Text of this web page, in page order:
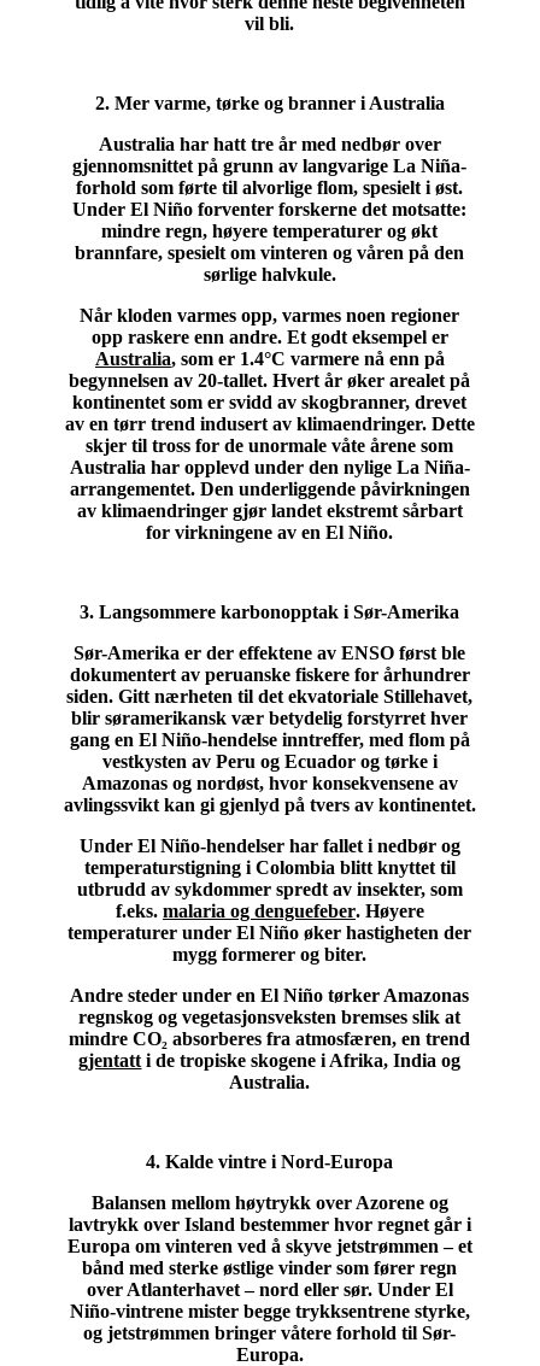
vil bli.
2. Mer varme, tørke og branner i Australia
Australia har hatt tre år med nedbør over
gjennomsnittet på grunn av langvarige La Niña-
forhold som førte til alvorlige flom, spesielt i øst.
Under El Niño forventer forskerne det motsatte:
mindre regn, høyere temperaturer og økt
brannfare, spesielt om vinteren og våren på den
sørlige halvkule.
Når kloden varmes opp, varmes noen regioner
opp raskere enn andre. Et godt eksempel er
Australia, som er 1.4°C varmere nå enn på
begynnelsen av 20-tallet. Hvert år øker arealet på
kontinentet som er svidd av skogbranner, drevet
av en tørr trend indusert av klimaendringer. Dette
skjer til tross for de unormale våte årene som
Australia har opplevd under den nylige La Niña-
arrangementet. Den underliggende påvirkningen
av klimaendringer gjør landet ekstremt sårbart
for virkningene av en El Niño.
3. Langsommere karbonopptak i Sør-Amerika
Sør-Amerika er der effektene av ENSO først ble
dokumentert av peruanske fiskere for århundrer
siden. Gitt nærheten til det ekvatoriale Stillehavet,
blir søramerikansk vær betydelig forstyrret hver
gang en El Niño-hendelse inntreffer, med flom på
vestkysten av Peru og Ecuador og tørke i
Amazonas og nordøst, hvor konsekvensene av
avlingssvikt kan gi gjenlyd på tvers av kontinentet.
Under El Niño-hendelser har fallet i nedbør og
temperaturstigning i Colombia blitt knyttet til
utbrudd av sykdommer spredt av insekter, som
f.eks. malaria og denguefeber. Høyere
temperaturer under El Niño øker hastigheten der
mygg formerer og biter.
Andre steder under en El Niño tørker Amazonas
regnskog og vegetasjonsveksten bremses slik at
mindre CO₂ absorberes fra atmosfæren, en trend
gjentatt i de tropiske skogene i Afrika, India og
Australia.
4. Kalde vintre i Nord-Europa
Balansen mellom høytrykk over Azorene og
lavtrykk over Island bestemmer hvor regnet går i
Europa om vinteren ved å skyve jetstrømmen – et
bånd med sterke østlige vinder som fører regn
over Atlanterhavet – nord eller sør. Under El
Niño-vintrene mister begge trykksentrene styrke,
og jetstrømmen bringer våtere forhold til Sør-
Europa.